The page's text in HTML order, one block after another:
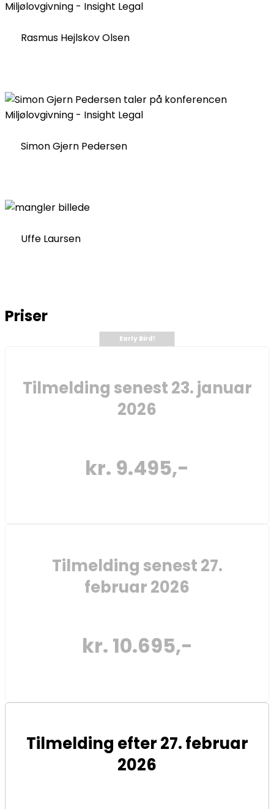
Rasmus Hejlskov Olsen
Simon Gjern Pedersen
Uffe Laursen
Priser
Early Bird!
Tilmelding senest 23. januar
2026
kr. 9.495,-
Tilmelding senest 27.
februar 2026
kr. 10.695,-
Tilmelding efter 27. februar
2026